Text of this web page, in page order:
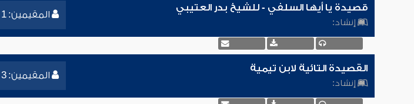
المقيمين: 1
قصيدة يا أيها السلفي - للشيخ بدر العتيبي
إنشاد:
المقيمين: 3
القصيدة التائية لابن تيمية
إنشاد: